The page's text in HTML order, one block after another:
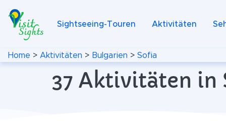
Sightseeing-Touren Aktivitäten
Home > Aktivitäten > Bulgarien > Sofia
37 Aktivitäten in